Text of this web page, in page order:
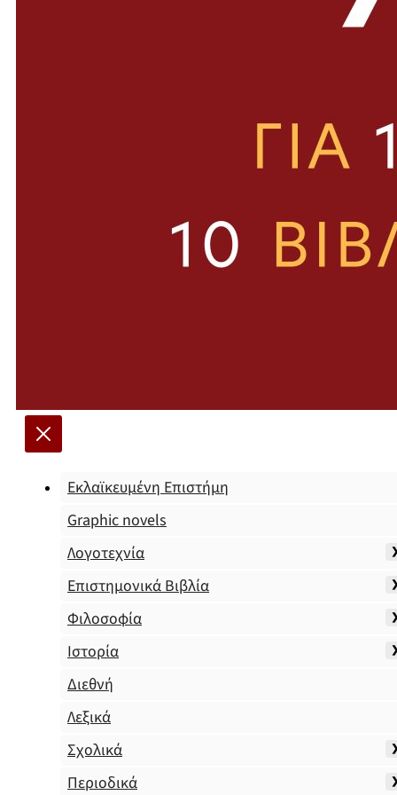
Εκλαϊκευμένη Επιστήμη
Graphic novels
Λογοτεχνία
Επιστημονικά Βιβλία
Φιλοσοφία
Ιστορία
Διεθνή
Λεξικά
Σχολικά
Περιοδικά